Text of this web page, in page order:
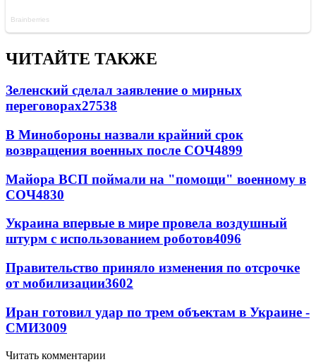
ЧИТАЙТЕ ТАКЖЕ
Зеленский сделал заявление о мирных
переговорах27538
В Минобороны назвали крайний срок
возвращения военных после СОЧ4899
Майора ВСП поймали на "помощи" военному в
СОЧ4830
Украина впервые в мире провела воздушный
штурм с использованием роботов4096
Правительство приняло изменения по отсрочке
от мобилизации3602
Иран готовил удар по трем объектам в Украине -
СМИ3009
Читать комментарии